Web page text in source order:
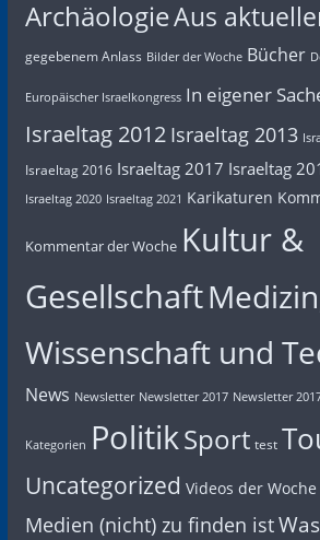
ArchäologieAus
gegebenem Anlass Bilder der Woche Bücher
Europäischer Israelkongress In eigener
Israeltag 2012 Israeltag 2013
Israeltag 2016 Israeltag 2017 Israeltag
Israeltag 2020 Israeltag 2021 Karikaturen
Kommentar der Woche Kultur &
Gesellschaft
Wissenschaft und
News Newsletter Newsletter 2017 Newsletter
Kategorien PolitikSport test
Uncategorized Videos der Woche
Medien (nicht) zu finden ist